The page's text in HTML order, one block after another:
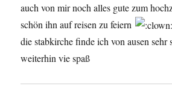
auch von mir noch alles gute zum
schön ihn auf reisen zu feiern
die stabkirche finde ich von ausen sehr
weiterhin vie spaß